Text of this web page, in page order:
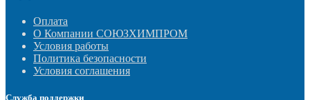
Оплата
О Компании СОЮЗХИМПРОМ
Условия работы
Политика безопасности
Условия соглашения
Служба поддержки